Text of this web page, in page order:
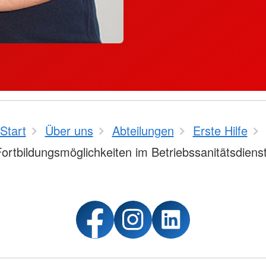
Start Über uns Abteilungen
Erste Hilfe
im